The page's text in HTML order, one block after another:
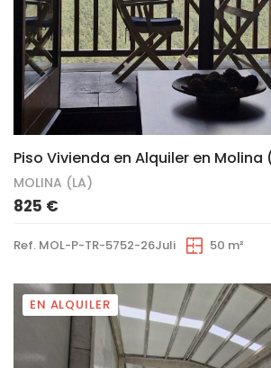
34
Piso Vivienda en Alquiler en Molina
MOLINA (LA)
825 €
Ref. MOL-P-TR-5752-26Juli 50 m²
EN ALQUILER